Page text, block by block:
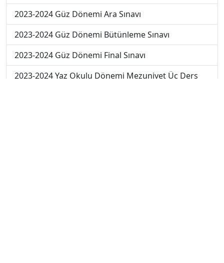
2023-2024 Güz Dönemi Ara Sınavı
2023-2024 Güz Dönemi Bütünleme Sınavı
2023-2024 Güz Dönemi Final Sınavı
2023-2024 Yaz Okulu Dönemi Mezuniyet Üç Ders